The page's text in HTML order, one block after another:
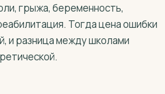
грыжа, беременность,
Тогда цена ошибки
и разница между школами